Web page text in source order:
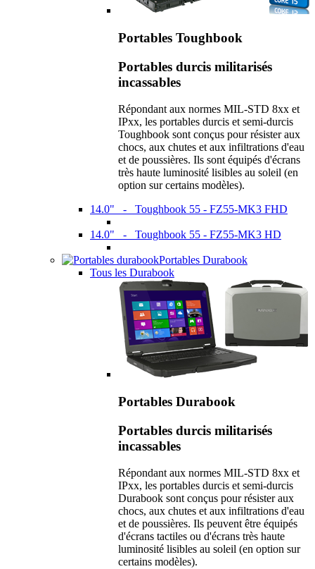
Portables Toughbook
Portables durcis militarisés
incassables
Répondant aux normes MIL-STD 8xx et
IPxx, les portables durcis et semi-durcis
Toughbook sont conçus pour résister aux
chocs, aux chutes et aux infiltrations d'eau
et de poussières. Ils sont équipés d'écrans
très haute luminosité lisibles au soleil (en
option sur certains modèles).
14.0" - Toughbook 55 - FZ55-MK3 FHD
14.0" - Toughbook 55 - FZ55-MK3 HD
Portables Durabook
Tous les Durabook
Portables Durabook
Portables durcis militarisés
incassables
Répondant aux normes MIL-STD 8xx et
IPxx, les portables durcis et semi-durcis
Durabook sont conçus pour résister aux
chocs, aux chutes et aux infiltrations d'eau
et de poussières. Ils peuvent être équipés
d'écrans tactiles ou d'écrans très haute
luminosité lisibles au soleil (en option sur
certains modèles).